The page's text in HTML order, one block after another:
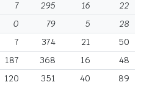
7 295 16
22
0 79 5
28
7 374 21
50
187 368 16
48
120 351 40
89